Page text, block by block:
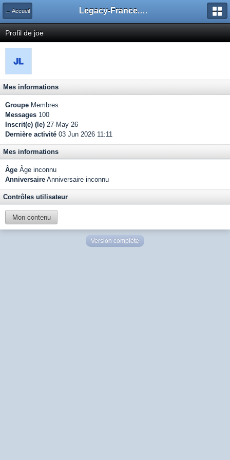
← Accueil Legacy-France.org - Forum
Profil de joe
Mes informations
Groupe Membres
Messages 100
Inscrit(e) (le) 27-May 26
Dernière activité 03 Jun 2026 11:11
Mes informations
Âge Âge inconnu
Anniversaire Anniversaire inconnu
Contrôles utilisateur
Mon contenu
Version complète